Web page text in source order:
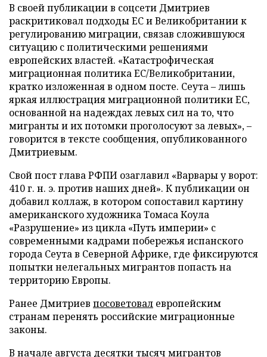
В своей публикации в соцсети Дмитриев
раскритиковал подходы ЕС и Великобритании к
регулированию миграции, связав сложившуюся
ситуацию с политическими решениями
европейских властей. «Катастрофическая
миграционная политика ЕС/Великобритании,
кратко изложенная в одном посте. Сеута – лишь
яркая иллюстрация миграционной политики ЕС,
основанной на надеждах левых сил на то, что
мигранты и их потомки проголосуют за левых», –
говорится в тексте сообщения, опубликованного
Дмитриевым.
Свой пост глава РФПИ озаглавил «Варвары у ворот:
410 г. н. э. против наших дней». К публикации он
добавил коллаж, в котором сопоставил картину
американского художника Томаса Коула
«Разрушение» из цикла «Путь империи» с
современными кадрами побережья испанского
города Сеута в Северной Африке, где фиксируются
попытки нелегальных мигрантов попасть на
территорию Европы.
Ранее Дмитриев посоветовал европейским
странам перенять российские миграционные
законы.
В начале августа десятки тысяч мигрантов